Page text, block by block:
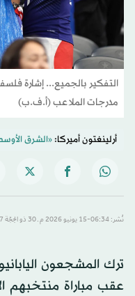
التفكير بالجميع... إشارة
مدرجات الملاعب (أ.ف.ب)
أرلينغتون أميركا:«الشرق
نُشر: 06:34-15 يونيو 2026 م ـ 30 ذو الحِجّة 1447 هـ
ترك المشجعون
عقب مباراة منتخبهم